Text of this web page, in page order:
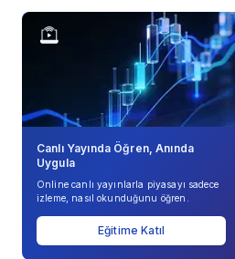
Canlı Yayında Öğren, Anında
Uygula
Online canlı yayınlarla piyasayı sadece
izleme, nasıl okunduğunu öğren.
Eğitime Katıl